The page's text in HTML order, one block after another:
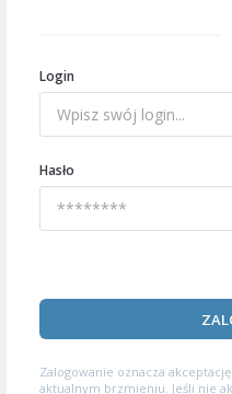
Login
Hasło
Zalogowanie oznacza akceptację
aktualnym brzmieniu. Jeśli nie